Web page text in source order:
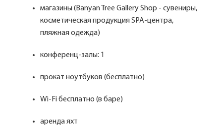
магазины (Banyan Tree Gallery Shop - сувениры,
косметическая продукция SPA-центра,
пляжная одежда)
конференц-залы: 1
прокат ноутбуков (бесплатно)
Wi-Fi бесплатно (в баре)
аренда яхт